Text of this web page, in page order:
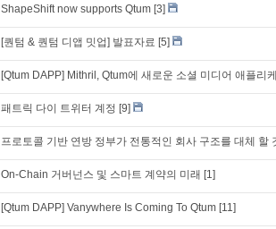
ShapeShift now supports Qtum [3]
[퀀텀 & 퀀텀 디앱 밋업] 발표자료 [5]
[Qtum DAPP] Mithril, Qtum에 새로운 소셜 미디어 애플리
패트릭 다이 트위터 계정 [9]
프로토콜 기반 연방 정부가 전통적인 회사 구조를 대체 할
On-Chain 거버넌스 및 스마트 계약의 미래 [1]
[Qtum DAPP] Vanywhere Is Coming To Qtum [11]